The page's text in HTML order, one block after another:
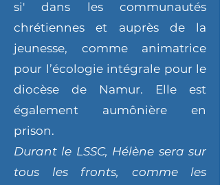
si' dans les communautés
chrétiennes et auprès de la
jeunesse, comme animatrice
pour l’écologie intégrale pour le
diocèse de Namur. Elle est
également aumônière en
prison.
Durant le LSSC, Hélène sera sur
tous les fronts, comme les